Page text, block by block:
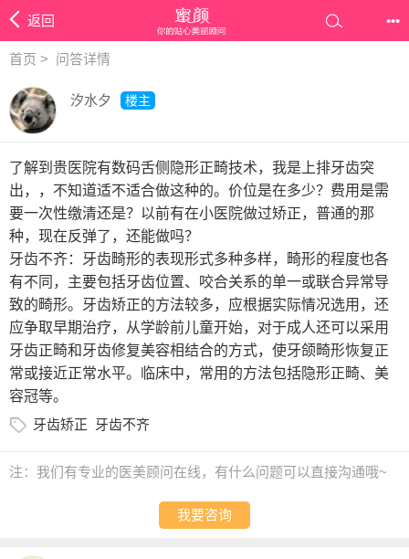
返回 •••
首页 > 问答详情
汐水夕 楼主
了解到贵医院有数码舌侧隐形正畸技术，我是上排牙齿突
出，，不知道适不适合做这种的。价位是在多少？费用是需
要一次性缴清还是？以前有在小医院做过矫正，普通的那
种，现在反弹了，还能做吗？
牙齿不齐：牙齿畸形的表现形式多种多样，畸形的程度也各
有不同，主要包括牙齿位置、咬合关系的单一或联合异常导
致的畸形。牙齿矫正的方法较多，应根据实际情况选用，还
应争取早期治疗，从学龄前儿童开始，对于成人还可以采用
牙齿正畸和牙齿修复美容相结合的方式，使牙颌畸形恢复正
常或接近正常水平。临床中，常用的方法包括隐形正畸、美
容冠等。
牙齿矫正 牙齿不齐
注：我们有专业的医美顾问在线，有什么问题可以直接沟通哦~
我要咨询